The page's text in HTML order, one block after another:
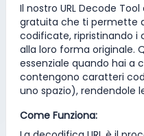
Il nostro URL Decode
gratuita che ti permette
codificate, ripristinando i
alla loro forma originale.
essenziale quando hai a
contengono caratteri
uno spazio), rendendole
Come Funziona: